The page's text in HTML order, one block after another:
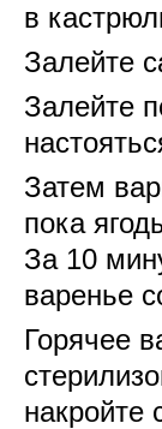
в
Залейте
Залейте
Затем
пока
За 10
варенье
Горячее
накройте